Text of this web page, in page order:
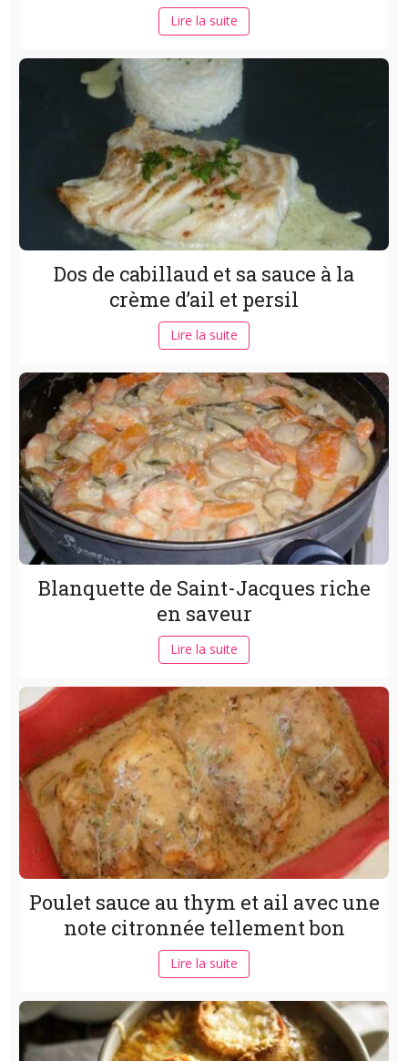
Lire la suite
Dos de cabillaud et sa sauce à la
crème d’ail et persil
Lire la suite
Blanquette de Saint-Jacques riche
en saveur
Lire la suite
Poulet sauce au thym et ail avec une
note citronnée tellement bon
Lire la suite